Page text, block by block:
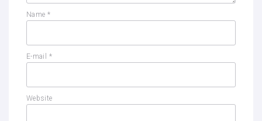
Name *
E-mail *
Website